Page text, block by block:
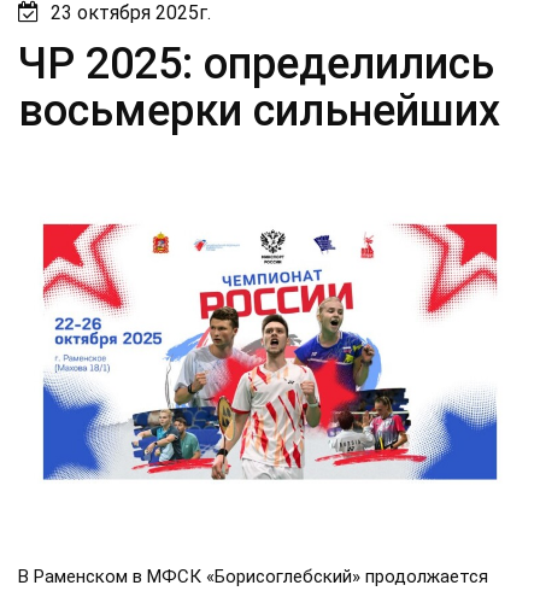
23 октября 2025г.
ЧР 2025: определились
восьмерки сильнейших
В Раменском в МФСК «Борисоглебский» продолжается